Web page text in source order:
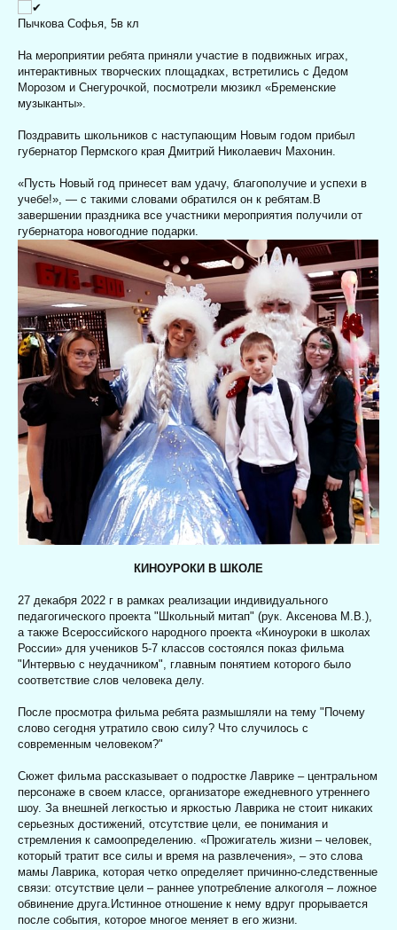
Пычкова Софья, 5в кл
На мероприятии ребята приняли участие в подвижных играх,
интерактивных творческих площадках, встретились с Дедом
Морозом и Снегурочкой, посмотрели мюзикл «Бременские
музыканты».
Поздравить школьников с наступающим Новым годом прибыл
губернатор Пермского края Дмитрий Николаевич Махонин.
«Пусть Новый год принесет вам удачу, благополучие и успехи в
учебе!», — с такими словами обратился он к ребятам.В
завершении праздника все участники мероприятия получили от
губернатора новогодние подарки.
КИНОУРОКИ В ШКОЛЕ
27 декабря 2022 г в рамках реализации индивидуального
педагогического проекта "Школьный митап" (рук. Аксенова М.В.),
а также Всероссийского народного проекта «Киноуроки в школах
России» для учеников 5-7 классов состоялся показ фильма
"Интервью с неудачником", главным понятием которого было
соответствие слов человека делу.
После просмотра фильма ребята размышляли на тему "Почему
слово сегодня утратило свою силу? Что случилось с
современным человеком?"
Сюжет фильма рассказывает о подростке Лаврике – центральном
персонаже в своем классе, организаторе ежедневного утреннего
шоу. За внешней легкостью и яркостью Лаврика не стоит никаких
серьезных достижений, отсутствие цели, ее понимания и
стремления к самоопределению. «Прожигатель жизни – человек,
который тратит все силы и время на развлечения», – это слова
мамы Лаврика, которая четко определяет причинно-следственные
связи: отсутствие цели – раннее употребление алкоголя – ложное
обвинение друга.Истинное отношение к нему вдруг прорывается
после события, которое многое меняет в его жизни.